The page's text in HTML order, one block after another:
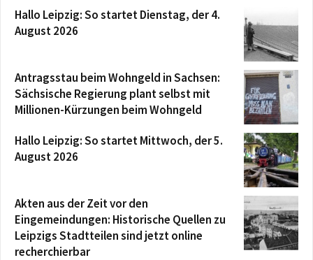
Hallo Leipzig: So startet Dienstag, der 4.
August 2026
Antragsstau beim Wohngeld in Sachsen:
Sächsische Regierung plant selbst mit
Millionen-Kürzungen beim Wohngeld
Hallo Leipzig: So startet Mittwoch, der 5.
August 2026
Akten aus der Zeit vor den
Eingemeindungen: Historische Quellen zu
Leipzigs Stadtteilen sind jetzt online
recherchierbar